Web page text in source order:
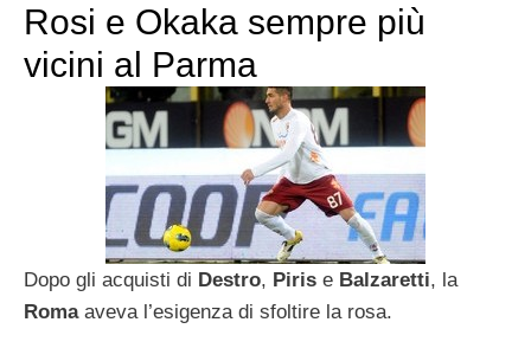
Rosi e Okaka sempre più
vicini al Parma
Dopo gli acquisti di Destro, Piris e Balzaretti, la
Romaaveva l’esigenza di sfoltire la rosa.